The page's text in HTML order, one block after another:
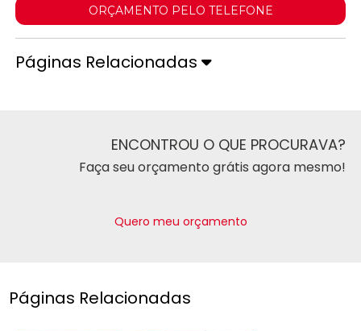
ORÇAMENTO PELO TELEFONE
Páginas Relacionadas
ENCONTROU O QUE PROCURAVA?
Faça seu orçamento grátis agora mesmo!
Quero meu orçamento
Páginas Relacionadas